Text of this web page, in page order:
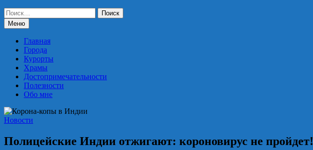
Найти:
Меню
Главная
Города
Курорты
Храмы
Достопримечательности
Полезности
Обо мне
Новости
Полицейские Индии отжигают: короновирус не пройдет!